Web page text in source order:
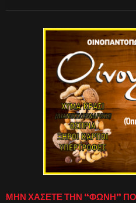
ΜΗΝ ΧΑΣΕΤΕ ΤΗΝ “ΦΩΝΗ”